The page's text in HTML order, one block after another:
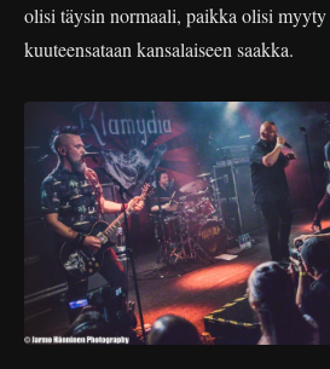
olisi täysin normaali, paikka olisi
kuuteensataan kansalaiseen saakka.